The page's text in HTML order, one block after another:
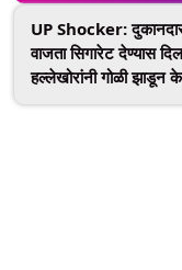
UP Shocker:
वाजता सिगारेट देण्यास
हल्लेखोरांनी गोळी झाडून